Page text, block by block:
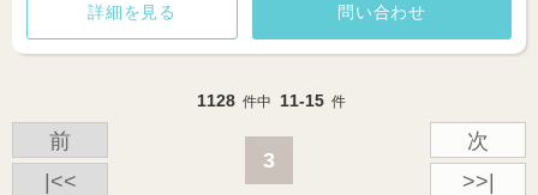
詳細を見る 問い合わせ
1128 件中 11-15 件
|<<
前
3
次
>>|